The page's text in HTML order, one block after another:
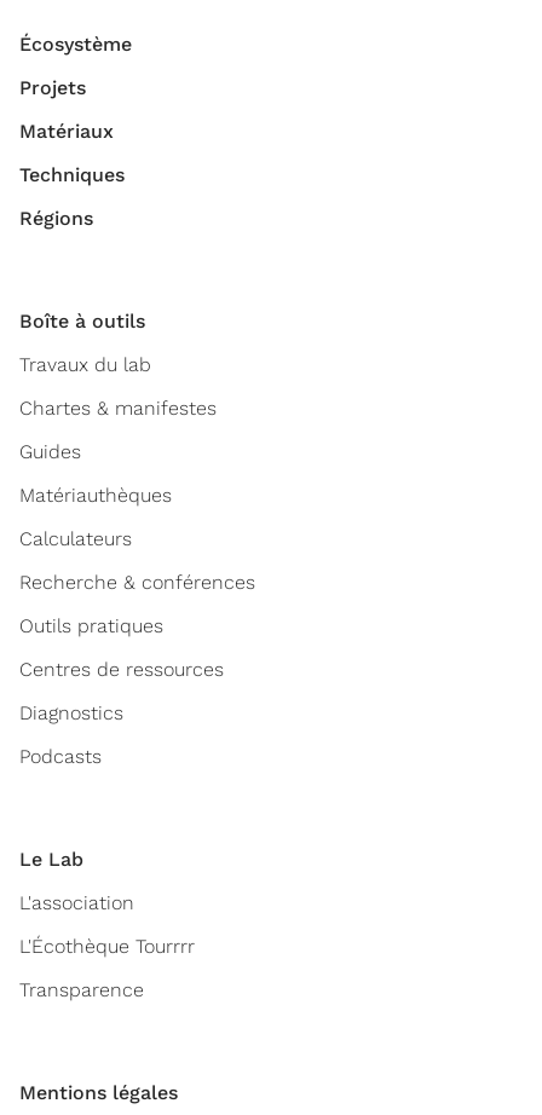
Écosystème
Projets
Matériaux
Techniques
Régions
Boîte à outils
Travaux du lab
Chartes & manifestes
Guides
Matériauthèques
Calculateurs
Recherche & conférences
Outils pratiques
Centres de ressources
Diagnostics
Podcasts
Le Lab
L'association
L'Écothèque Tourrrr
Transparence
Mentions légales